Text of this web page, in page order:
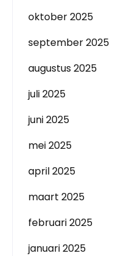
oktober 2025
september 2025
augustus 2025
juli 2025
juni 2025
mei 2025
april 2025
maart 2025
februari 2025
januari 2025